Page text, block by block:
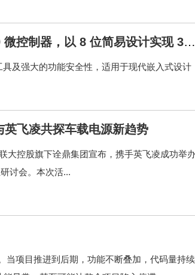
控制器，以 8 位简易设计实现 32
及强大的功能安全性，适用于现代嵌入式设计
飞凌共探车载电源新趋势
大控股旗下诠鼎集团宣布，携手英飞凌成功举
讨会。本次活...
当项目推进到后期，功能不断叠加，代码量持续